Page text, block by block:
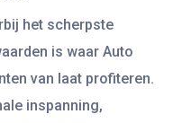
het scherpste
is waar Auto
van laat profiteren.
inspanning,